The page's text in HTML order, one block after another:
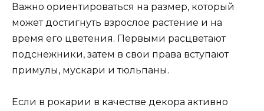
Важно ориентироваться на размер, который
может достигнуть взрослое растение и на
время его цветения. Первыми расцветают
подснежники, затем в свои права вступают
примулы, мускари и тюльпаны.
Если в рокарии в качестве декора активно